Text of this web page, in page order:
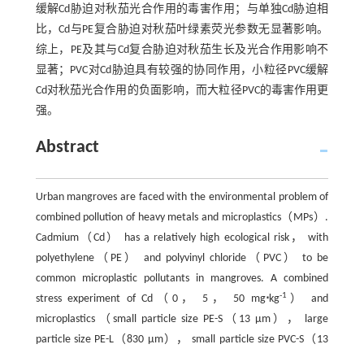
缓解Cd胁迫对秋茄光合作用的毒害作用；与单独Cd胁迫相
比，Cd与PE复合胁迫对秋茄叶绿素荧光参数无显著影响。
综上，PE及其与Cd复合胁迫对秋茄生长及光合作用影响不
显著；PVC对Cd胁迫具有较强的协同作用，小粒径PVC缓解
Cd对秋茄光合作用的负面影响，而大粒径PVC的毒害作用更
强。
Abstract
Urban mangroves are faced with the environmental problem of
combined pollution of heavy metals and microplastics（MPs）.
Cadmium（Cd） has a relatively high ecological risk， with
polyethylene（PE） and polyvinyl chloride（PVC） to be
common microplastic pollutants in mangroves. A combined
stress experiment of Cd（0， 5， 50 mg⋅kg-1 ） and
microplastics （small particle size PE-S（13 μm）， large
particle size PE-L（830 μm）， small particle size PVC-S（13